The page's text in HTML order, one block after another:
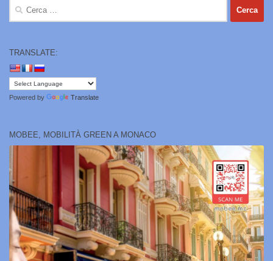
Ricerca
TRANSLATE:
Powered by Translate
MOBEE, MOBILITÀ GREEN A MONACO